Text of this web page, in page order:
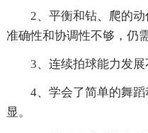
2、平衡和钻、爬的
准确性和协调性不够，仍
3、连续拍球能力发展
4、学会了简单的舞
显。